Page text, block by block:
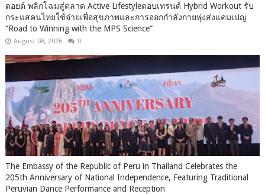
ดอยด์ พลิกโฉมสู่ตลาด Active Lifestyleตอบเทรนด์ Hybrid Workout รับ
กระแสคนไทยใช้จ่ายเพื่อสุขภาพและการออกกำลังกายพุ่งส่งแคมเปญ
“Road to Winning with the MPS Science”
August 08, 2026 0
The Embassy of the Republic of Peru in Thailand Celebrates the
205th Anniversary of National Independence, Featuring Traditional
Peruvian Dance Performance and Reception